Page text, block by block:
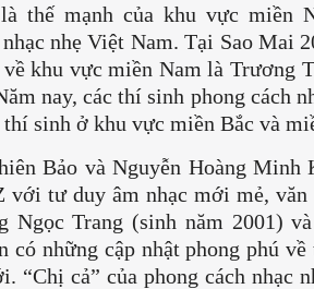
thế mạnh của khu vực miền
nhẹ Việt Nam. Tại Sao Mai
về khu vực miền Nam là Trương
nay, các thí sinh phong cách
sinh ở khu vực miền Bắc và
Bảo và Nguyễn Hoàng Minh
với tư duy âm nhạc mới mẻ, văn
Ngọc Trang (sinh năm 2001)
có những cập nhật phong phú
“Chị cả” của phong cách nhạc